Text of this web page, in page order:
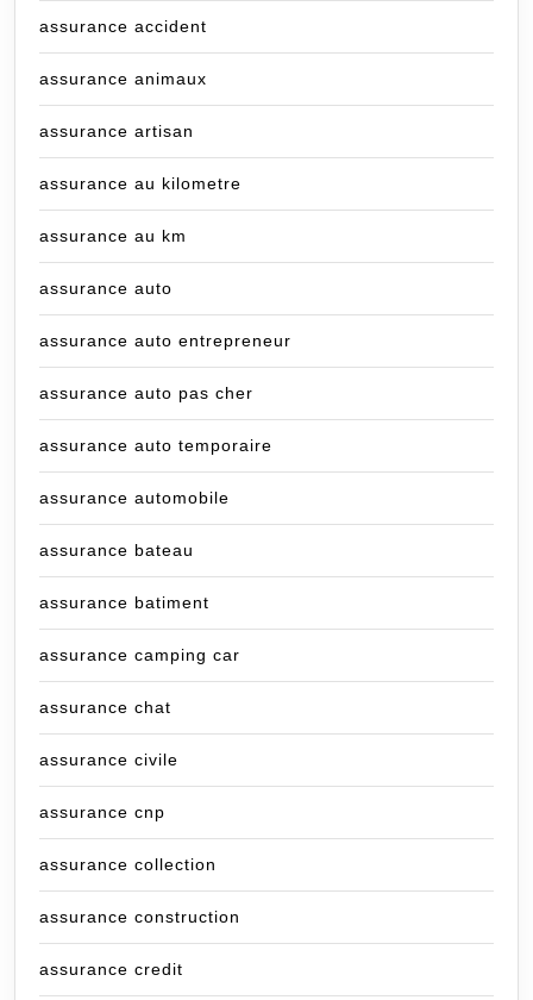
assurance accident
assurance animaux
assurance artisan
assurance au kilometre
assurance au km
assurance auto
assurance auto entrepreneur
assurance auto pas cher
assurance auto temporaire
assurance automobile
assurance bateau
assurance batiment
assurance camping car
assurance chat
assurance civile
assurance cnp
assurance collection
assurance construction
assurance credit